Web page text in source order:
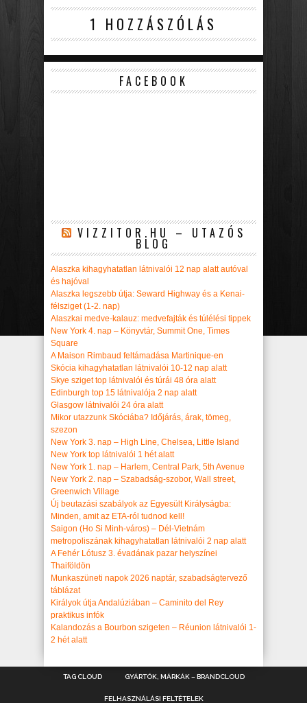
1 HOZZÁSZÓLÁS
FACEBOOK
VIZZITOR.HU – UTAZÓS
BLOG
Alaszka kihagyhatatlan látnivalói 12 nap alatt autóval
és hajóval
Alaszka legszebb útja: Seward Highway és a Kenai-
félsziget (1-2. nap)
Alaszkai medve-kalauz: medvefajták és túlélési tippek
New York 4. nap – Könyvtár, Summit One, Times
Square
A Maison Rimbaud feltámadása Martinique-en
Skócia kihagyhatatlan látnivalói 10-12 nap alatt
Skye sziget top látnivalói és túrái 48 óra alatt
Edinburgh top 15 látnivalója 2 nap alatt
Glasgow látnivalói 24 óra alatt
Mikor utazzunk Skóciába? Időjárás, árak, tömeg,
szezon
New York 3. nap – High Line, Chelsea, Little Island
New York top látnivalói 1 hét alatt
New York 1. nap – Harlem, Central Park, 5th Avenue
New York 2. nap – Szabadság-szobor, Wall street,
Greenwich Village
Új beutazási szabályok az Egyesült Királyságba:
Minden, amit az ETA-ról tudnod kell!
Saigon (Ho Si Minh-város) – Dél-Vietnám
metropoliszának kihagyhatatlan látnivalói 2 nap alatt
A Fehér Lótusz 3. évadának pazar helyszínei
Thaiföldön
Munkaszüneti napok 2026 naptár, szabadságtervező
táblázat
Királyok útja Andalúziában – Caminito del Rey
praktikus infók
Kalandozás a Bourbon szigeten – Réunion látnivalói 1-
2 hét alatt
TAG CLOUD GYÁRTÓK, MÁRKÁK – BRANDCLOUD
FELHASZNÁLÁSI FELTÉTELEK